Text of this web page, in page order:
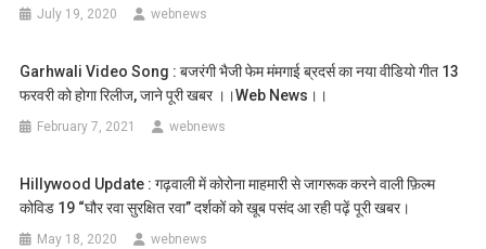
July 19, 2020 webnews
Garhwali Video Song : बजरंगी भैजी फेम मंमगाई ब्रदर्स का नया वीडियो गीत 13
फरवरी को होगा रिलीज, जाने पूरी खबर ।।web News।।
February 7, 2021 webnews
Hillywood Update : गढ़वाली में कोरोना माहमारी से जागरूक करने वाली फ़िल्म
कोविड 19 “घौर रवा सुरक्षित रवा” दर्शकों को खूब पसंद आ रही पढ़ें पूरी खबर।
May 18, 2020 webnews